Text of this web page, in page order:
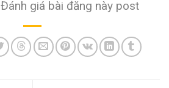
Đánh giá bài đăng này post